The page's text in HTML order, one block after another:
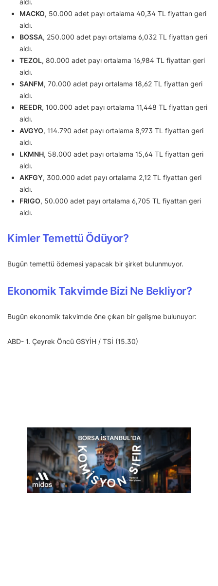
aldı.
MACKO, 50.000 adet payı ortalama 40,34 TL fiyattan geri
aldı.
BOSSA, 250.000 adet payı ortalama 6,032 TL fiyattan geri
aldı.
TEZOL, 80.000 adet payı ortalama 16,984 TL fiyattan geri
aldı.
SANFM, 70.000 adet payı ortalama 18,62 TL fiyattan geri
aldı.
REEDR, 100.000 adet payı ortalama 11,448 TL fiyattan geri
aldı.
AVGYO, 114.790 adet payı ortalama 8,973 TL fiyattan geri
aldı.
LKMNH, 58.000 adet payı ortalama 15,64 TL fiyattan geri
aldı.
AKFGY, 300.000 adet payı ortalama 2,12 TL fiyattan geri
aldı.
FRIGO, 50.000 adet payı ortalama 6,705 TL fiyattan geri
aldı.
Kimler Temettü Ödüyor?
Bugün temettü ödemesi yapacak bir şirket bulunmuyor.
Ekonomik Takvimde Bizi Ne Bekliyor?
Bugün ekonomik takvimde öne çıkan bir gelişme bulunuyor:
ABD- 1. Çeyrek Öncü GSYİH / TSİ (15.30)